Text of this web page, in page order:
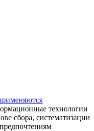
технологии
сбора, систематизации